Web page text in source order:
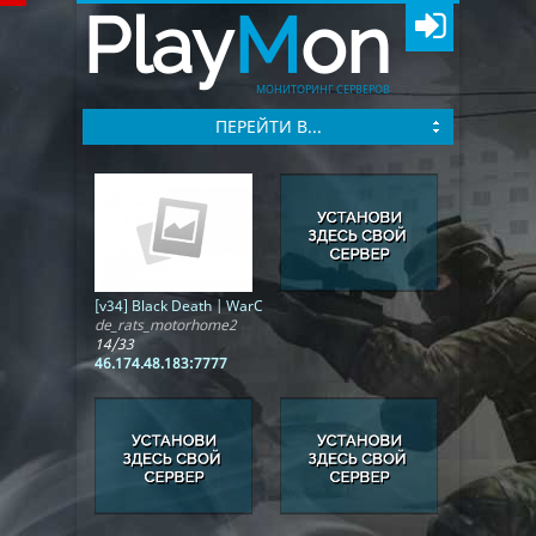
PlayMon
МОНИТОРИНГ СЕРВЕРОВ
ПЕРЕЙТИ В...
[v34] Black Death | WarCraft | WCS | ОБТ
de_rats_motorhome2
14/33
46.174.48.183:7777